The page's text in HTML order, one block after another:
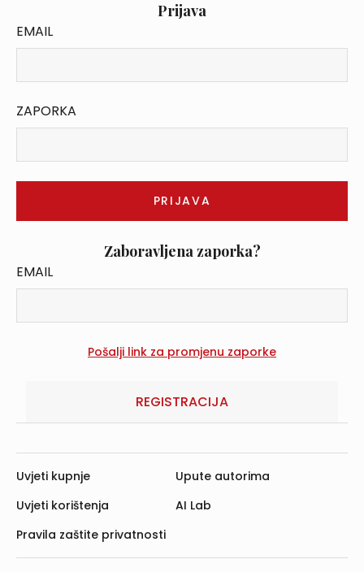
Prijava
EMAIL
ZAPORKA
Zaboravljena zaporka?
EMAIL
REGISTRACIJA
Uvjeti kupnje
Uvjeti korištenja
Pravila zaštite privatnosti
Upute autorima
AI Lab